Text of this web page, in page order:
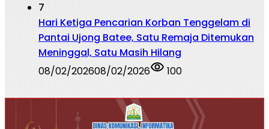
7
Hari Ketiga Pencarian Korban Tenggelam di
Pantai Ujong Batee, Satu Remaja Ditemukan
Meninggal, Satu Masih Hilang
08/02/202608/02/2026 100